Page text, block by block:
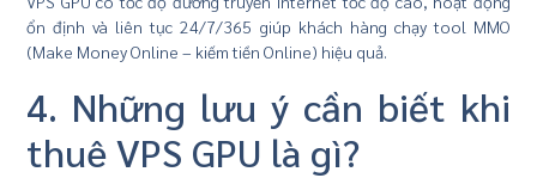
ổn định và liên tục 24/7/365 giúp khách hàng chạy tool MMO
(Make Money Online – kiếm tiền Online) hiệu quả.
4. Những lưu ý cần biết khi
thuê VPS GPU là gì?